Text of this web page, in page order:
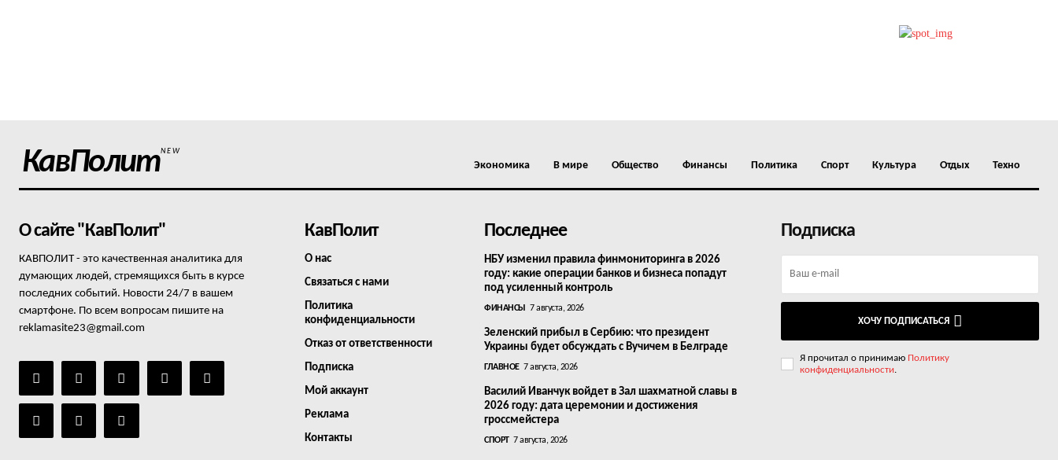
КавПолитNEW
Экономика В мире Общество Финансы Политика Спорт Культура Отдых Техно
О сайте "КавПолит"
КАВПОЛИТ - это качественная аналитика для
думающих людей, стремящихся быть в курсе
последних событий. Новости 24/7 в вашем
смартфоне. По всем вопросам пишите на
reklamasite23@gmail.com
КавПолит
О нас
Связаться с нами
Политика
конфиденциальности
Отказ от ответственности
Подписка
Мой аккаунт
Реклама
Контакты
Последнее
НБУ изменил правила финмониторинга в 2026
году: какие операции банков и бизнеса попадут
под усиленный контроль
ФИНАНСЫ 7 августа, 2026
Зеленский прибыл в Сербию: что президент
Украины будет обсуждать с Вучичем в Белграде
ГЛАВНОЕ 7 августа, 2026
Василий Иванчук войдет в Зал шахматной славы в
2026 году: дата церемонии и достижения
гроссмейстера
СПОРТ 7 августа, 2026
Подписка
ХОЧУ ПОДПИСАТЬСЯ
Я прочитал о принимаю Политику
конфиденциальности.